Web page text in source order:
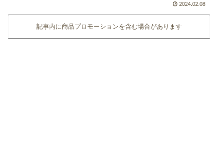
2024.02.08
記事内に商品プロモーションを含む場合があります